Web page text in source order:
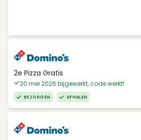
2e Pizza Gratis
20 mei 2026 bijgewerkt, code werkt!
BEZORGEN AFHALEN